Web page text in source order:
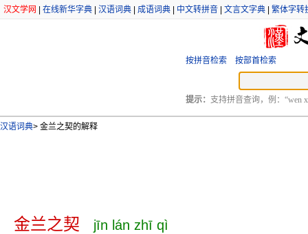
汉文学网 在线新华字典 汉语词典 成语词典 中文转拼音 文言文字典 繁体字转
按拼音检索 按部首检索
提示： 支持拼音查询，例：“wen
汉语词典> 金兰之契的解释
金兰之契 jīn lán zhī qì